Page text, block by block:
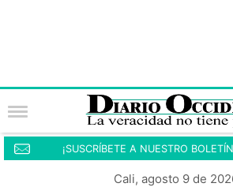
¡SUSCRÍBETE A NUESTRO
Cali, agosto 9 de